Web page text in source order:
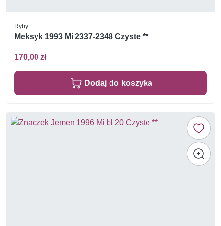
Ryby
Meksyk 1993 Mi 2337-2348 Czyste **
170,00 zł
Dodaj do koszyka